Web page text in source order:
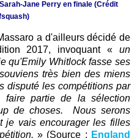
Jane Perry en finale (Crédit
a d'ailleurs décidé de
2017, invoquant « un
qu'Emily Whitlock fasse ses
très bien des miens
disputé les compétitions par
faire partie de la sélection
de choses. Nous serons
je vais encourager les filles
» (Source : England